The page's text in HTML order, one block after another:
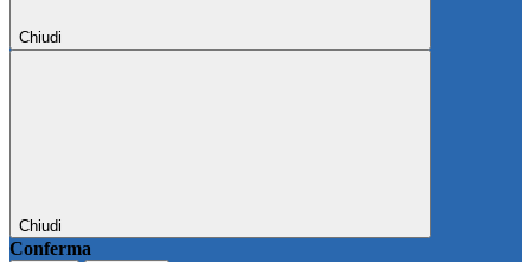
Chiudi
Chiudi
Conferma